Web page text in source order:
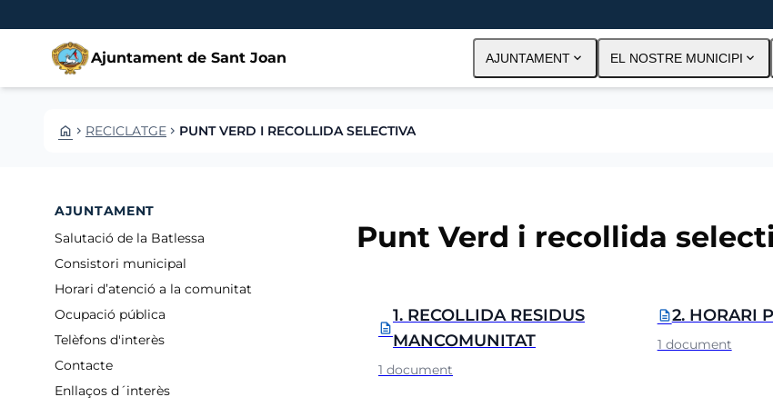
Ajuntament de Sant Joan AJUNTAMENT expand_more EL NOSTRE MUNICIPI expand_more
HOME CHEVRON_RIGHT RECICLATGE CHEVRON_RIGHT PUNT VERD I RECOLLIDA SELECTIVA
AJUNTAMENT
Salutació de la Batlessa
Consistori municipal
Horari d’atenció a la comunitat
Ocupació pública
Telèfons d'interès
Contacte
Enllaços d´interès
Punt Verd i recollida
description
1. RECOLLIDA RESIDUS
MANCOMUNITAT
1 document
description2. HORARI
1 document